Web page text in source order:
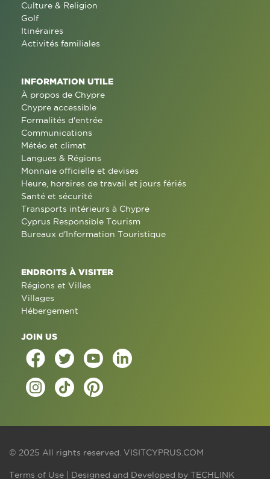
Culture & Religion
Golf
Itinéraires
Activités familiales
INFORMATION UTILE
À propos de Chypre
Chypre accessible
Formalités d'entrée
Communications
Météo et climat
Langues & Régions
Monnaie officielle et devises
Heure, horaires de travail et jours fériés
Santé et sécurité
Transports intérieurs à Chypre
Cyprus Responsible Tourism
Bureaux d'Information Touristique
ENDROITS À VISITER
Régions et Villes
Villages
Hébergement
JOIN US
© 2025 All rights reserved. VISITCYPRUS.COM
Terms of Use | Designed and Developed by TECHLINK